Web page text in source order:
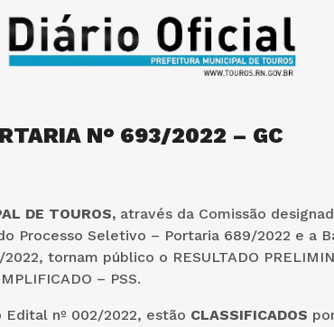
N° 693/2022 – GC
DE TOUROS, através da Comissão
Processo Seletivo – Portaria 689/2022 e a
tornam público o RESULTADO
– PSS.
nº 002/2022, estão CLASSIFICADOS